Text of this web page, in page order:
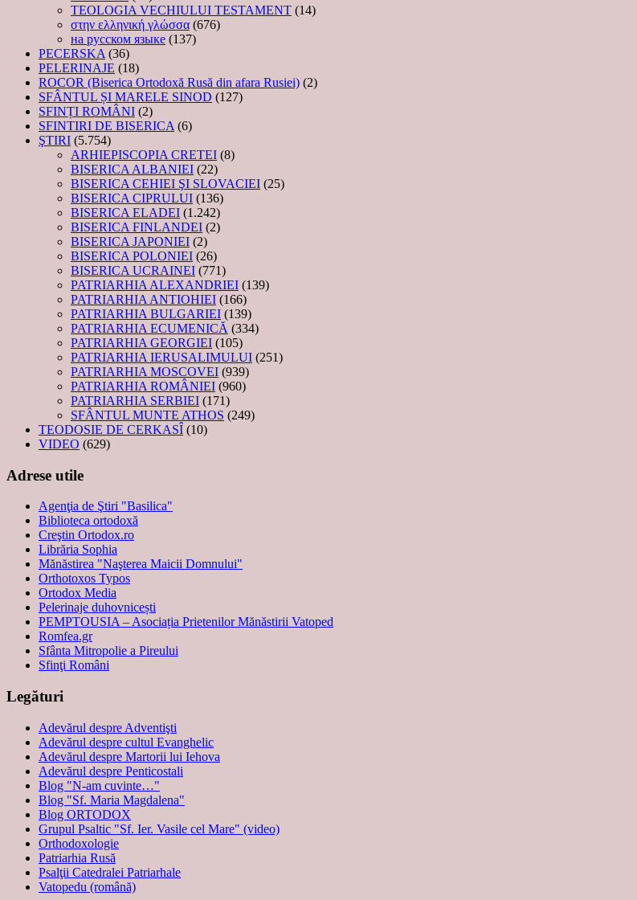
TEOLOGIA VECHIULUI TESTAMENT (14)
στην ελληνική γλώσσα (676)
на русском языке (137)
PECERSKA (36)
PELERINAJE (18)
ROCOR (Biserica Ortodoxă Rusă din afara Rusiei) (2)
SFÂNTUL ȘI MARELE SINOD (127)
SFINȚI ROMÂNI (2)
SFINTIRI DE BISERICA (6)
ŞTIRI (5.754)
ARHIEPISCOPIA CRETEI (8)
BISERICA ALBANIEI (22)
BISERICA CEHIEI ŞI SLOVACIEI (25)
BISERICA CIPRULUI (136)
BISERICA ELADEI (1.242)
BISERICA FINLANDEI (2)
BISERICA JAPONIEI (2)
BISERICA POLONIEI (26)
BISERICA UCRAINEI (771)
PATRIARHIA ALEXANDRIEI (139)
PATRIARHIA ANTIOHIEI (166)
PATRIARHIA BULGARIEI (139)
PATRIARHIA ECUMENICĂ (334)
PATRIARHIA GEORGIEI (105)
PATRIARHIA IERUSALIMULUI (251)
PATRIARHIA MOSCOVEI (939)
PATRIARHIA ROMÂNIEI (960)
PATRIARHIA SERBIEI (171)
SFÂNTUL MUNTE ATHOS (249)
TEODOSIE DE CERKASÎ (10)
VIDEO (629)
Adrese utile
Agenţia de Ştiri "Basilica"
Biblioteca ortodoxă
Creştin Ortodox.ro
Librăria Sophia
Mănăstirea "Naşterea Maicii Domnului"
Orthotoxos Typos
Ortodox Media
Pelerinaje duhovnicești
PEMPTOUSIA – Asociația Prietenilor Mănăstirii Vatoped
Romfea.gr
Sfânta Mitropolie a Pireului
Sfinţi Români
Legături
Adevărul despre Adventişti
Adevărul despre cultul Evanghelic
Adevărul despre Martorii lui Iehova
Adevărul despre Penticostali
Blog "N-am cuvinte…"
Blog "Sf. Maria Magdalena"
Blog ORTODOX
Grupul Psaltic "Sf. Ier. Vasile cel Mare" (video)
Orthodoxologie
Patriarhia Rusă
Psalţii Catedralei Patriarhale
Vatopedu (română)